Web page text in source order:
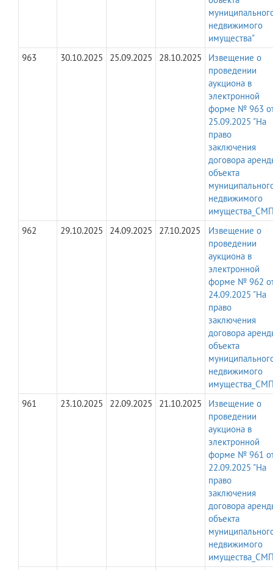
недвижимого
имущества"
963
30.10.2025 25.09.2025 28.10.2025
Извещение о
проведении
аукциона в
электронной
форме № 963
25.09.2025 "На
право
заключения
договора
объекта
недвижимого
962
29.10.2025 24.09.2025 27.10.2025
Извещение о
проведении
аукциона в
электронной
форме № 962
24.09.2025 "На
право
заключения
договора
объекта
недвижимого
961
23.10.2025 22.09.2025 21.10.2025
Извещение о
проведении
аукциона в
электронной
форме № 961
22.09.2025 "На
право
заключения
договора
объекта
недвижимого